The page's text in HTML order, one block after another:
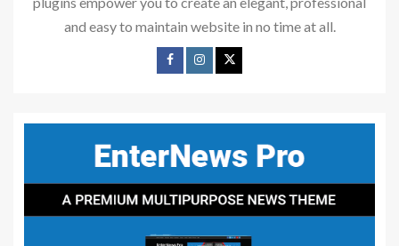
and easy to maintain website in no time at all.